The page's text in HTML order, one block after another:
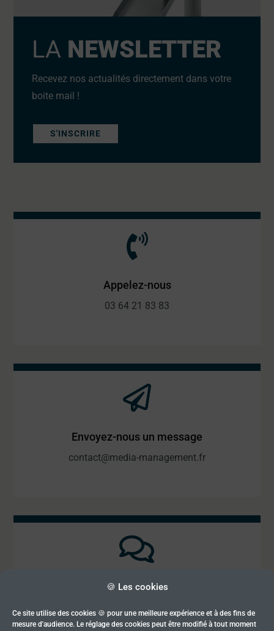
🍪 Les cookies
Ce site utilise des cookies 🍪 pour une meilleure expérience et à des fins de
mesure d'audience. Le réglage des cookies peut être modifié à tout moment
LA NEWSLETTER
Recevez nos actualités directement dans votre
boite mail !
S'INSCRIRE
Appelez-nous
03 64 21 83 83
Envoyez-nous un message
contact@media-management.fr
Rendez-nous visite
media-management
Bâtiment Le Cluster